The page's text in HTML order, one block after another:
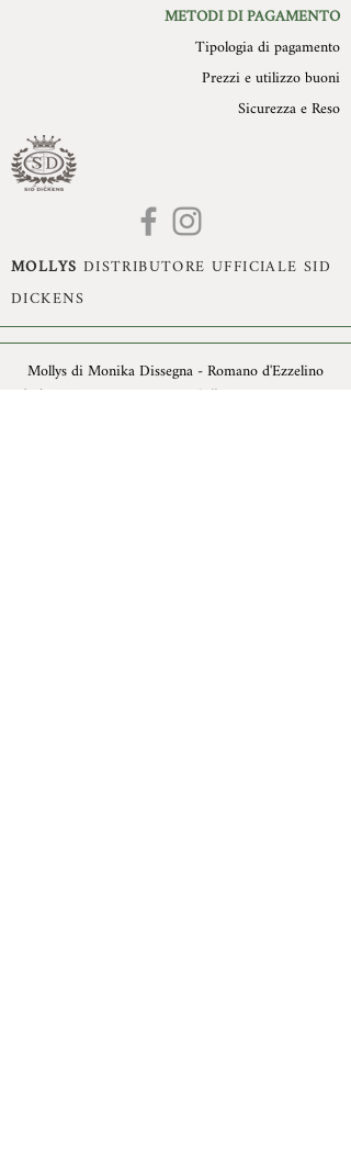
METODI DI PAGAMENTO
Tipologia di pagamento
Prezzi e utilizzo buoni
Sicurezza e Reso
MOLLYS DISTRIBUTORE UFFICIALE SID
DICKENS
Mollys di Monika Dissegna - Romano d'Ezzelino
(VI) - P.Iva: - Cell: